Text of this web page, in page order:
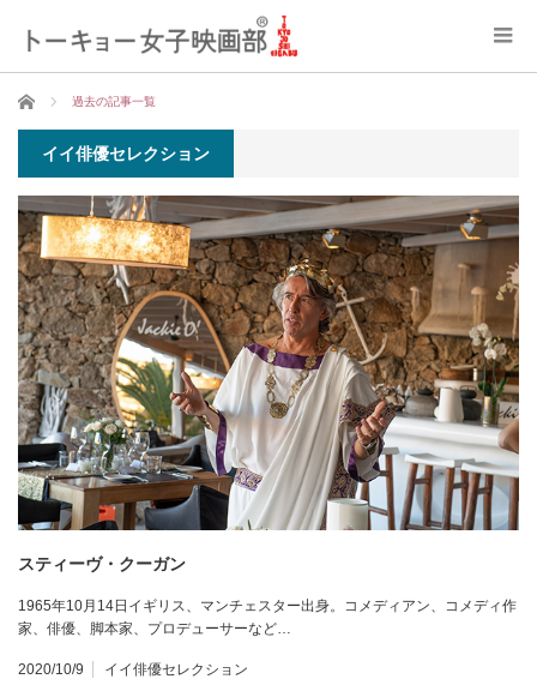
ホーム 過去の記事一覧
イイ俳優セレクション
スティーヴ・クーガン
1965年10月14日イギリス、マンチェスター出身。コメディアン、コメディ作
家、俳優、脚本家、プロデューサーなど…
2020/10/9 イイ俳優セレクション